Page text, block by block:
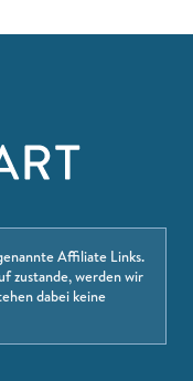
Affiliate Links.
zustande, werden wir
dabei keine